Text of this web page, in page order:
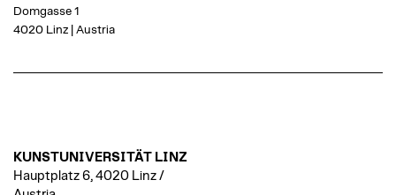
Domgasse 1
4020 Linz | Austria
KUNSTUNIVERSITÄT LINZ
Hauptplatz 6, 4020 Linz /